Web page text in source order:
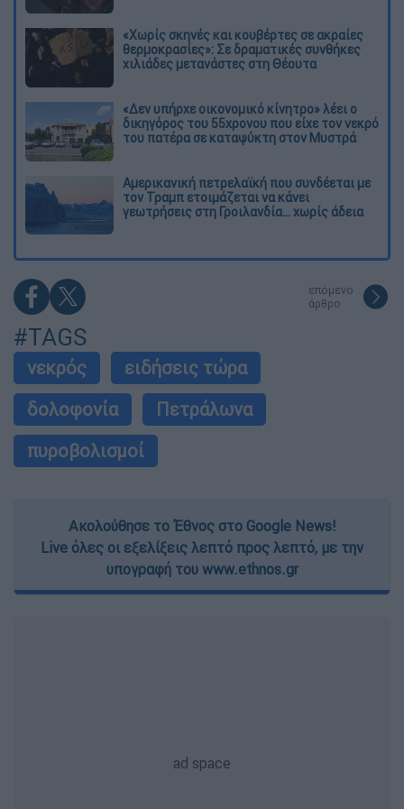
«Χωρίς σκηνές και κουβέρτες σε ακραίες
θερμοκρασίες»: Σε δραματικές συνθήκες
χιλιάδες μετανάστες στη Θέουτα
«Δεν υπήρχε οικονομικό κίνητρο» λέει ο
δικηγόρος του 55χρονου που είχε τον νεκρό
του πατέρα σε καταψύκτη στον Μυστρά
Αμερικανική πετρελαϊκή που συνδέεται με
τον Τραμπ ετοιμάζεται να κάνει
γεωτρήσεις στη Γροιλανδία... χωρίς άδεια
επόμενο
άρθρο
#TAGS
νεκρός
ειδήσεις τώρα
δολοφονία
Πετράλωνα
πυροβολισμοί
Ακολούθησε το Έθνος στο Google News!
Live όλες οι εξελίξεις λεπτό προς λεπτό, με την
υπογραφή του www.ethnos.gr